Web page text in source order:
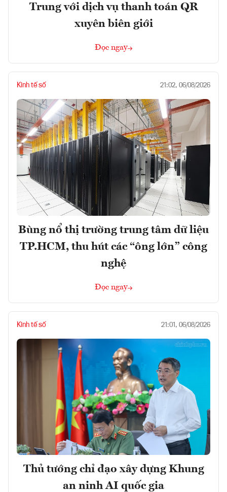
Trung với dịch vụ thanh toán QR
xuyên biên giới
Đọc ngay
Kinh tế số 21:02, 06/08/2026
Bùng nổ thị trường trung tâm dữ liệu
TP.HCM, thu hút các “ông lớn” công
nghệ
Đọc ngay
Kinh tế số 21:01, 06/08/2026
Thủ tướng chỉ đạo xây dựng Khung
an ninh AI quốc gia